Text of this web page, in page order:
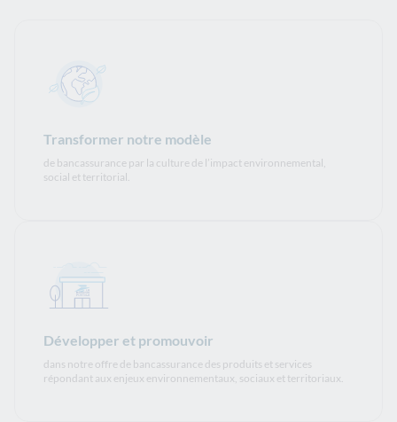
Transformer notre modèle
de bancassurance par la culture de l’impact environnemental,
social et territorial.
Développer et promouvoir
dans notre offre de bancassurance des produits et services
répondant aux enjeux environnementaux, sociaux et territoriaux.